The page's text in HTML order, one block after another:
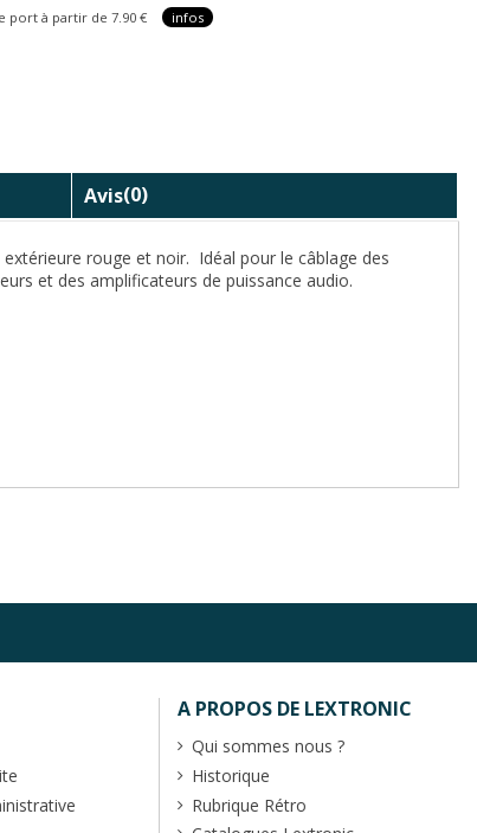
à partir de 7.90 € infos
Avis(0)
rouge et noir. Idéal pour le câblage des
et des amplificateurs de puissance audio.
A PROPOS DE LEXTRONIC
Qui sommes nous ?
Historique
Rubrique Rétro